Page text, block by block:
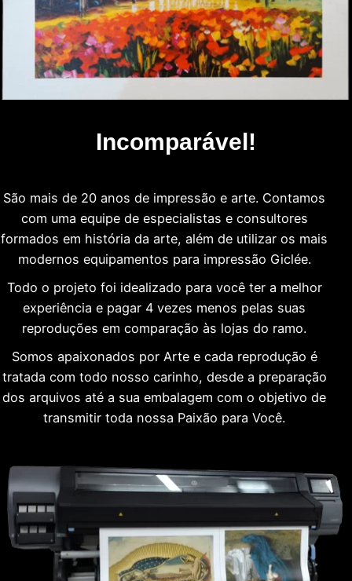
Incomparável!
São mais de 20 anos de impressão e arte. Contamos
com uma equipe de especialistas e consultores
formados em história da arte, além de utilizar os mais
modernos equipamentos para impressão Giclée.
Todo o projeto foi idealizado para você ter a melhor
experiência e pagar 4 vezes menos pelas suas
reproduções em comparação às lojas do ramo.
Somos apaixonados por Arte e cada reprodução é
tratada com todo nosso carinho, desde a preparação
dos arquivos até a sua embalagem com o objetivo de
transmitir toda nossa Paixão para Você.